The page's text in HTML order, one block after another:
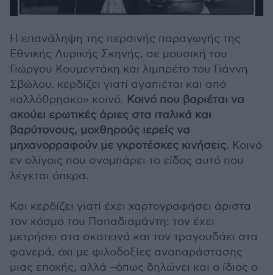
Η επανάληψη της περσινής παραγωγής της
Εθνικής Λυρικής Σκηνής, σε μουσική του
Γιώργου Κουμεντάκη και λιμπρέτο του Γιάννη
Σβώλου, κερδίζει γιατί αγαπιέται και από
«αλλόθρησκο» κοινό. Κοινό που βαριέται να
ακούει ερωτικές άριες στα ιταλικά και
βαρύτονους, μοχθηρούς ιερείς να
μηχανορραφούν με γκροτέσκες κινήσεις. Κοινό
εν ολίγοις που σνομπάρει το είδος αυτό που
λέγεται όπερα.
Και κερδίζει γιατί έχει χαρτογραφήσει άριστα
τον κόσμο του Παπαδιαμάντη: τον έχει
μετρήσει στα σκοτεινά και τον τραγουδάει στα
φανερά, όχι με φιλοδοξίες αναπαράστασης
μιας εποχής, αλλά –όπως δηλώνει και ο ίδιος ο